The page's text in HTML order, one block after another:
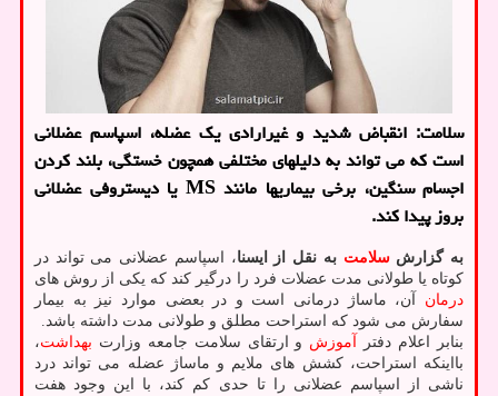
سلامت: انقباض شدید و غیرارادی یک عضله، اسپاسم عضلانی
است که می تواند به دلیلهای مختلفی همچون خستگی، بلند کردن
اجسام سنگین، برخی بیماریها مانند MS یا دیستروفی عضلانی
بروز پیدا کند.
به گزارشسلامت به نقل از ایسنا، اسپاسم عضلانی می تواند در
کوتاه یا طولانی مدت عضلات فرد را درگیر کند که یکی از روش های
درمان آن، ماساژ درمانی است و در بعضی موارد نیز به بیمار
سفارش می شود که استراحت مطلق و طولانی مدت داشته باشد.
بنابر اعلام دفتر
آموزش و ارتقای سلامت جامعه وزارت بهداشت،
بااینکه استراحت، کشش های ملایم و ماساژ عضله می تواند درد
ناشی از اسپاسم عضلانی را تا حدی کم کند، با این وجود هفت